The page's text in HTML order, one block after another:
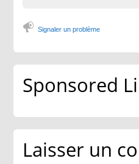
Signaler un problème
Sponsored
Laisser un